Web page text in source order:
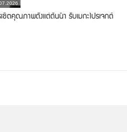
ซ็ตคุณภาพตั้งแต่ต้นน้ำ รับเมกะโปรเจกต์